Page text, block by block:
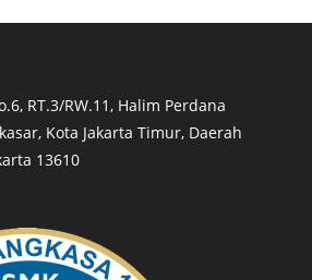
RT.3/RW.11, Halim Perdana
Kota Jakarta Timur, Daerah
13610